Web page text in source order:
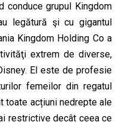
conduce grupul Kingdom
legătură şi cu gigantul
Kingdom Holding Co a
extrem de diverse,
El este de profesie
femeilor din regatul
toate acțiuni nedrepte ale
restrictive decât ceea ce